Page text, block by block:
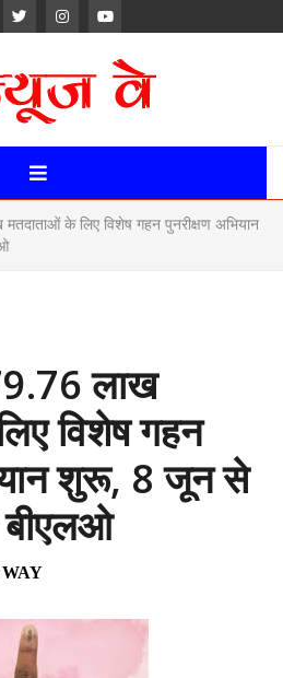
Way:
के लिए विशेष गहन पुनरीक्षण अभियान
लाख
विशेष गहन
शुरू, 8 जून से
WAY